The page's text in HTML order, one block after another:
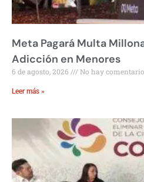
Meta Pagará Multa
Adicción en Menores
6 de agosto, 2026 No hay
Leer más »